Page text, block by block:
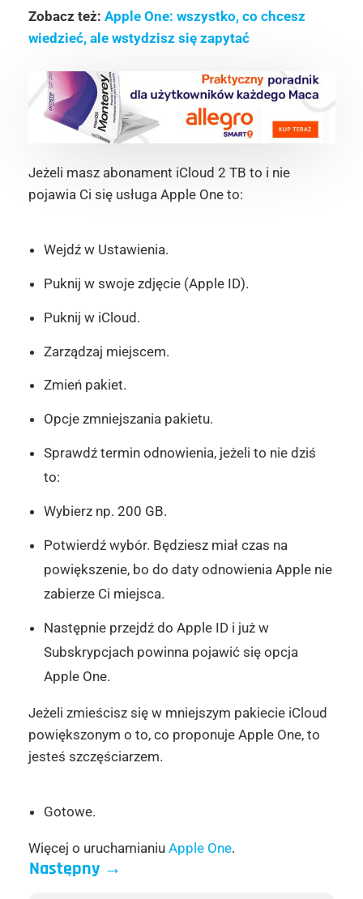
Zobacz też: Apple One: wszystko, co chcesz
wiedzieć, ale wstydzisz się zapytać
Jeżeli masz abonament iCloud 2 TB to i nie
pojawia Ci się usługa Apple One to:
Wejdź w Ustawienia.
Puknij w swoje zdjęcie (Apple ID).
Puknij w iCloud.
Zarządzaj miejscem.
Zmień pakiet.
Opcje zmniejszania pakietu.
Sprawdź termin odnowienia, jeżeli to nie dziś
to:
Wybierz np. 200 GB.
Potwierdź wybór. Będziesz miał czas na
powiększenie, bo do daty odnowienia Apple nie
zabierze Ci miejsca.
Następnie przejdź do Apple ID i już w
Subskrypcjach powinna pojawić się opcja
Apple One.
Jeżeli zmieścisz się w mniejszym pakiecie iCloud
powiększonym o to, co proponuje Apple One, to
jesteś szczęściarzem.
Gotowe.
Więcej o uruchamianiu Apple One.
Następny→